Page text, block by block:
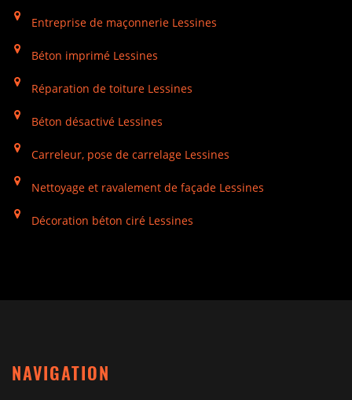
Entreprise de maçonnerie Lessines
Béton imprimé Lessines
Réparation de toiture Lessines
Béton désactivé Lessines
Carreleur, pose de carrelage Lessines
Nettoyage et ravalement de façade Lessines
Décoration béton ciré Lessines
NAVIGATION